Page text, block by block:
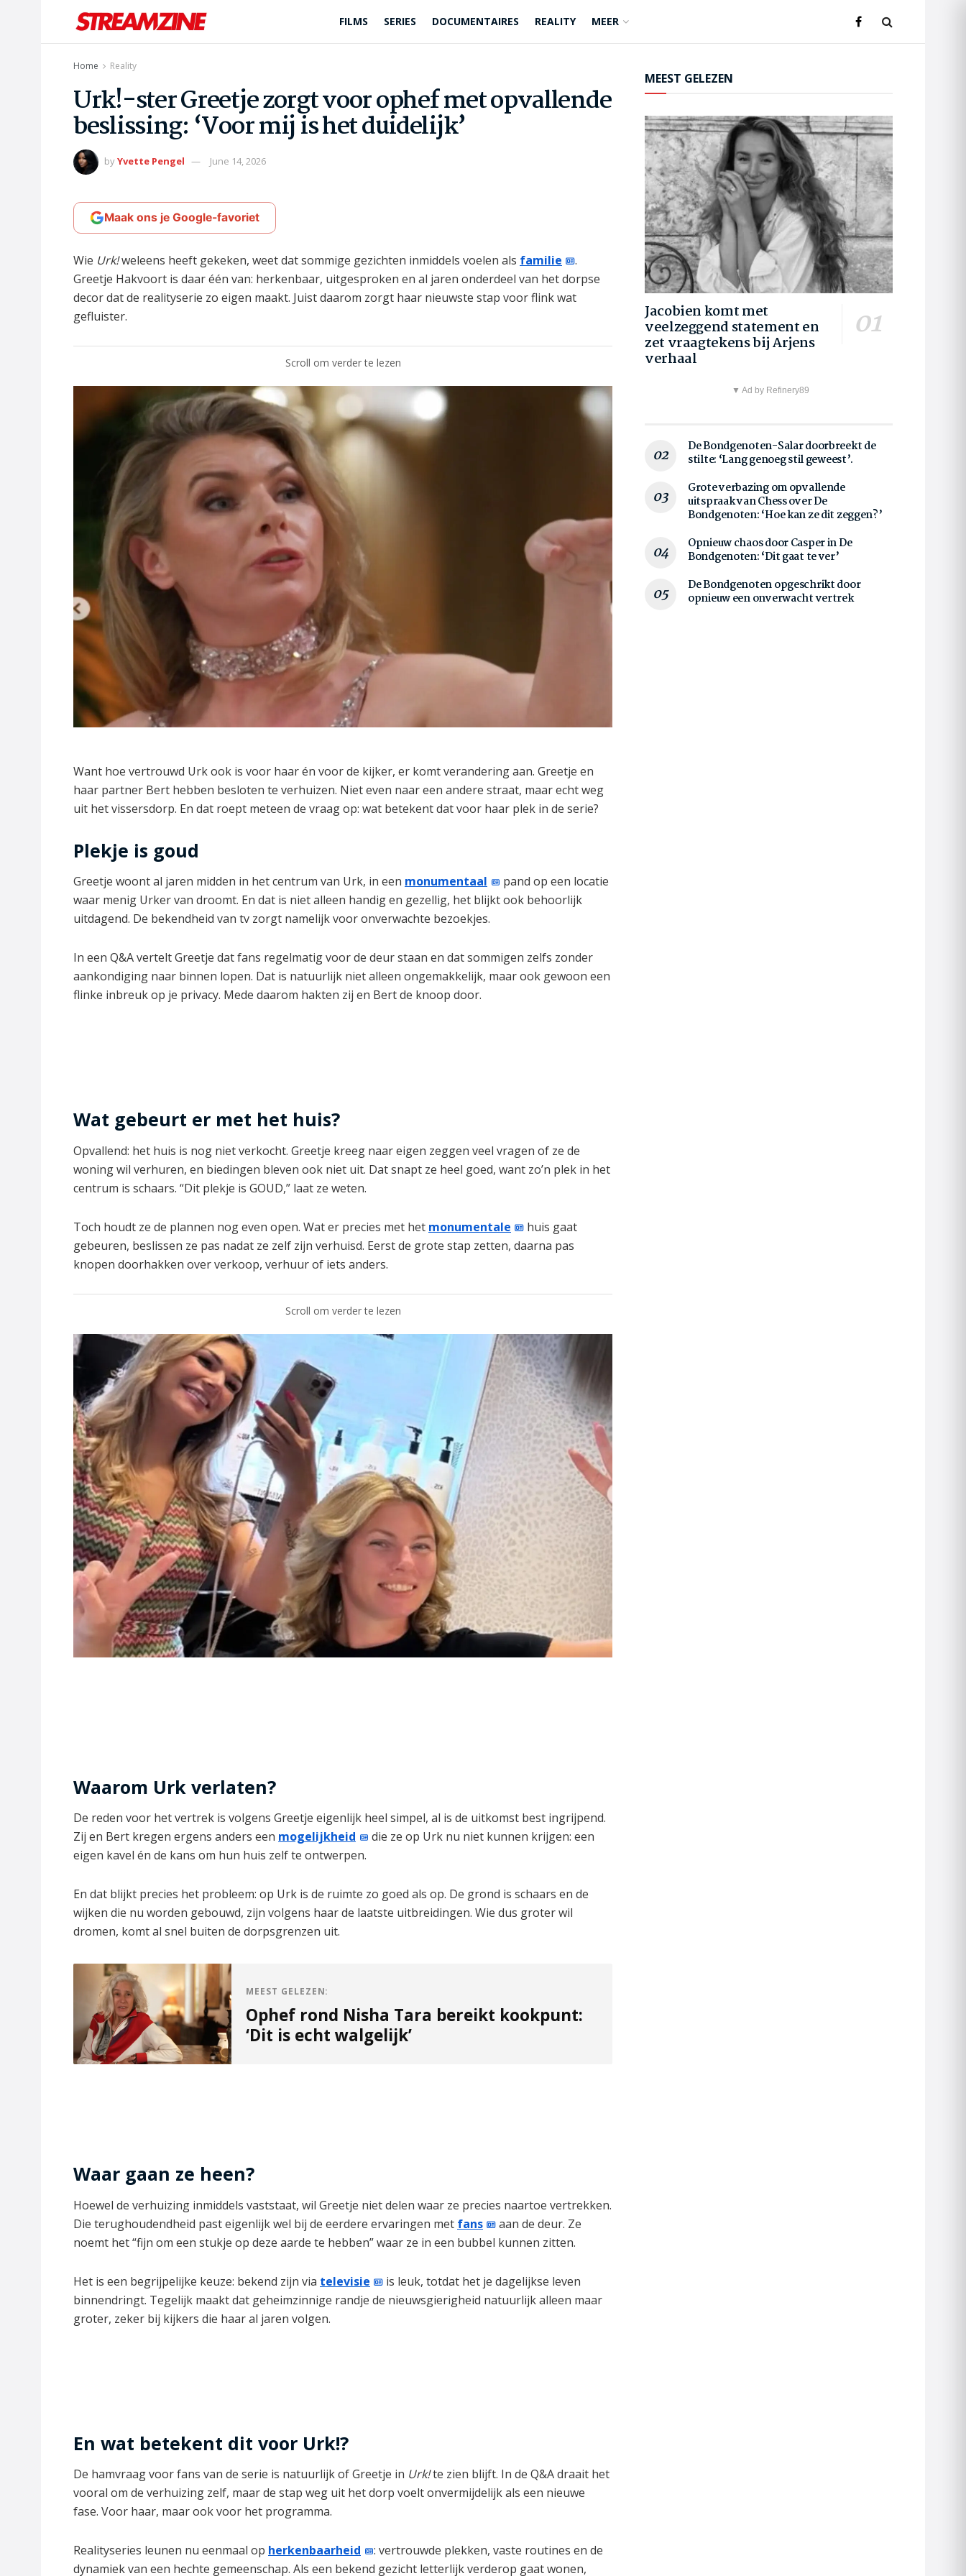
FILMS SERIES DOCUMENTAIRES REALITY MEER
Home Reality
Urk!-ster Greetje zorgt voor ophef met opvallende
beslissing: ‘Voor mij is het duidelijk’
byYvette Pengel June 14, 2026
Maak ons je Google-favoriet
Wie Urk!weleens heeft gekeken, weet dat sommige gezichten inmiddels voelen als familie
.
Greetje Hakvoort is daar één van: herkenbaar, uitgesproken en al jaren onderdeel van het dorpse
decor dat de realityserie zo eigen maakt. Juist daarom zorgt haar nieuwste stap voor flink wat
gefluister.
Scroll om verder te lezen
Want hoe vertrouwd Urk ook is voor haar én voor de kijker, er komt verandering aan. Greetje en
haar partner Bert hebben besloten te verhuizen. Niet even naar een andere straat, maar echt weg
uit het vissersdorp. En dat roept meteen de vraag op: wat betekent dat voor haar plek in de serie?
Plekje is goud
Greetje woont al jaren midden in het centrum van Urk, in een monumentaal
pand op een locatie
waar menig Urker van droomt. En dat is niet alleen handig en gezellig, het blijkt ook behoorlijk
uitdagend. De bekendheid van tv zorgt namelijk voor onverwachte bezoekjes.
In een Q&A vertelt Greetje dat fans regelmatig voor de deur staan en dat sommigen zelfs zonder
aankondiging naar binnen lopen. Dat is natuurlijk niet alleen ongemakkelijk, maar ook gewoon een
flinke inbreuk op je privacy. Mede daarom hakten zij en Bert de knoop door.
Wat gebeurt er met het huis?
Opvallend: het huis is nog niet verkocht. Greetje kreeg naar eigen zeggen veel vragen of ze de
woning wil verhuren, en biedingen bleven ook niet uit. Dat snapt ze heel goed, want zo’n plek in het
centrum is schaars. “Dit plekje is GOUD,” laat ze weten.
Toch houdt ze de plannen nog even open. Wat er precies met het monumentale
huis gaat
gebeuren, beslissen ze pas nadat ze zelf zijn verhuisd. Eerst de grote stap zetten, daarna pas
knopen doorhakken over verkoop, verhuur of iets anders.
Scroll om verder te lezen
Waarom Urk verlaten?
De reden voor het vertrek is volgens Greetje eigenlijk heel simpel, al is de uitkomst best ingrijpend.
Zij en Bert kregen ergens anders een mogelijkheid
die ze op Urk nu niet kunnen krijgen: een
eigen kavel én de kans om hun huis zelf te ontwerpen.
En dat blijkt precies het probleem: op Urk is de ruimte zo goed als op. De grond is schaars en de
wijken die nu worden gebouwd, zijn volgens haar de laatste uitbreidingen. Wie dus groter wil
dromen, komt al snel buiten de dorpsgrenzen uit.
MEEST GELEZEN:
Ophef rond Nisha Tara bereikt kookpunt:
‘Dit is echt walgelijk’
Waar gaan ze heen?
Hoewel de verhuizing inmiddels vaststaat, wil Greetje niet delen waar ze precies naartoe vertrekken.
Die terughoudendheid past eigenlijk wel bij de eerdere ervaringen met fans
aan de deur. Ze
noemt het “fijn om een stukje op deze aarde te hebben” waar ze in een bubbel kunnen zitten.
Het is een begrijpelijke keuze: bekend zijn via televisie
is leuk, totdat het je dagelijkse leven
binnendringt. Tegelijk maakt dat geheimzinnige randje de nieuwsgierigheid natuurlijk alleen maar
groter, zeker bij kijkers die haar al jaren volgen.
En wat betekent dit voor Urk!?
De hamvraag voor fans van de serie is natuurlijk of Greetje in Urk!te zien blijft. In de Q&A draait het
vooral om de verhuizing zelf, maar de stap weg uit het dorp voelt onvermijdelijk als een nieuwe
fase. Voor haar, maar ook voor het programma.
Realityseries leunen nu eenmaal op herkenbaarheid
: vertrouwde plekken, vaste routines en de
dynamiek van een hechte gemeenschap. Als een bekend gezicht letterlijk verderop gaat wonen,
MEEST GELEZEN
Jacobien komt met
veelzeggend statement en
zet vraagtekens bij Arjens
verhaal
▼ Ad by Refinery89
De Bondgenoten-Salar doorbreekt de
stilte: ‘Lang genoeg stil geweest’.
Grote verbazing om opvallende
uitspraak van Chess over De
Bondgenoten: ‘Hoe kan ze dit zeggen?’
Opnieuw chaos door Casper in De
Bondgenoten: ‘Dit gaat te ver’
De Bondgenoten opgeschrikt door
opnieuw een onverwacht vertrek